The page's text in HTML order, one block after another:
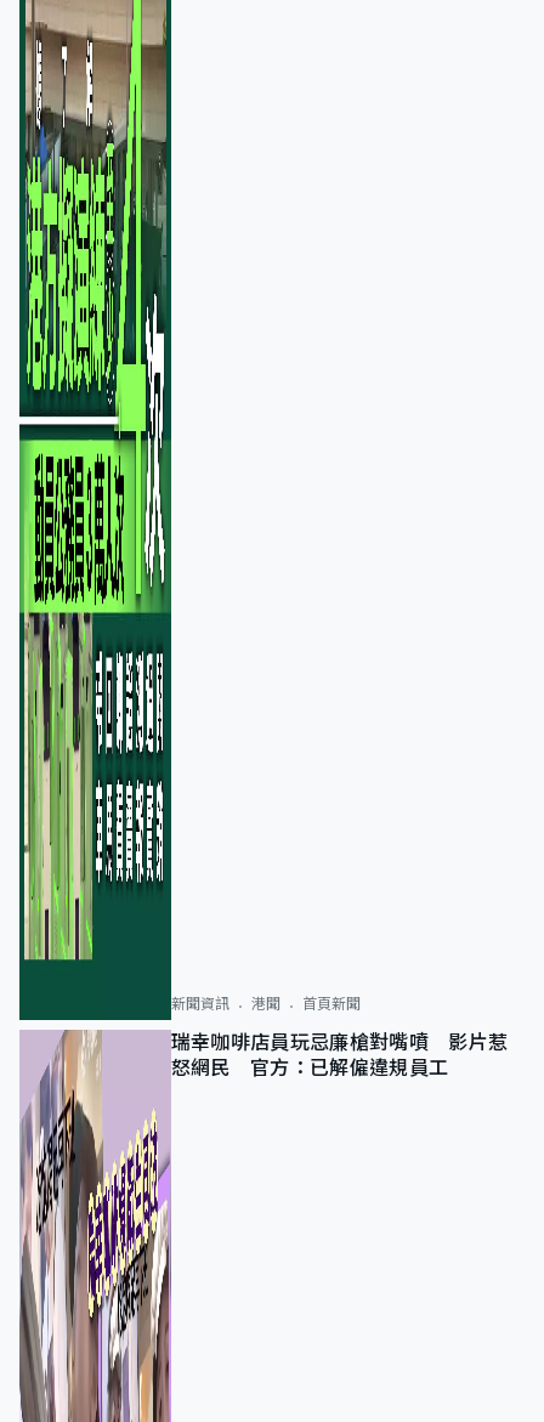
新聞資訊 港聞 首頁新聞
瑞幸咖啡店員玩忌廉槍對嘴噴 影片惹
怒網民 官方：已解僱違規員工